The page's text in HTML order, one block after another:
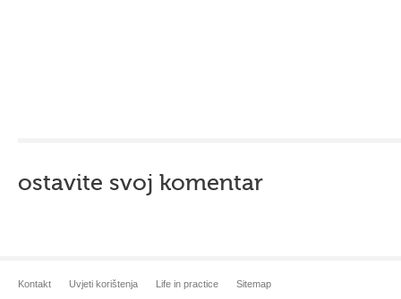
ostavite svoj komentar
Kontakt Uvjeti korištenja Life in practice Sitemap